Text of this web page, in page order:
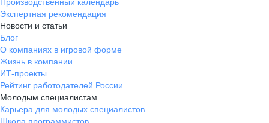
Экспертная рекомендация
Новости и статьи
Блог
О компаниях в игровой форме
Жизнь в компании
ИТ-проекты
Рейтинг работодателей России
Молодым специалистам
Карьера для молодых специалистов